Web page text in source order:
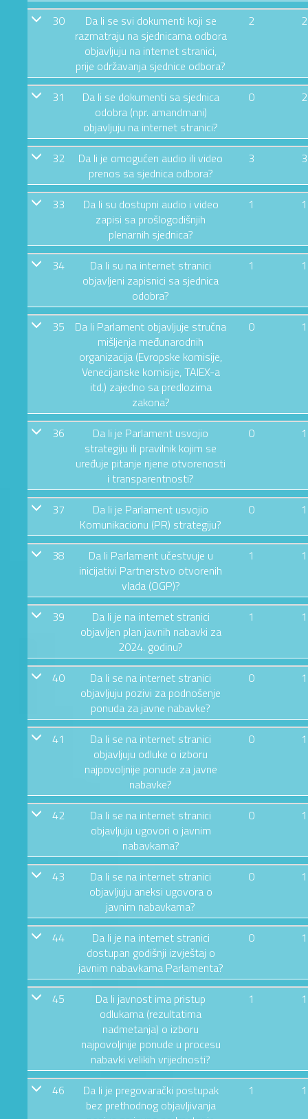
30
Da li se svi dokumenti koji se
razmatraju na sjednicama odbora
objavljuju na internet stranici,
prije održavanja sjednice odbora?
2 2
31
Da li se dokumenti sa sjednica
odobra (npr. amandmani)
objavljuju na internet stranici?
0 2
32
Da li je omogućen audio ili video
prenos sa sjednica odbora?
3 3
33
Da li su dostupni audio i video
zapisi sa prošlogodišnjih
plenarnih sjednica?
1 1
34
Da li su na internet stranici
objavljeni zapisnici sa sjednica
odobra?
1 1
35
Da li Parlament objavljuje stručna
mišljenja međunarodnih
organizacija (Evropske komisije,
Venecijanske komisije, TAIEX-a
itd.) zajedno sa predlozima
zakona?
0 1
36
Da li je Parlament usvojio
strategiju ili pravilnik kojim se
uređuje pitanje njene otvorenosti
i transparentnosti?
0 1
37
Da li je Parlament usvojio
Komunikacionu (PR) strategiju?
0 1
38
Da li Parlament učestvuje u
inicijativi Partnerstvo otvorenih
vlada (OGP)?
1 1
39
Da li je na internet stranici
objavljen plan javnih nabavki za
2024. godinu?
1 1
40
Da li se na internet stranici
objavljuju pozivi za podnošenje
ponuda za javne nabavke?
0 1
41
Da li se na internet stranici
objavljuju odluke o izboru
najpovoljnije ponude za javne
nabavke?
0 1
42
Da li se na internet stranici
objavljuju ugovori o javnim
nabavkama?
0 1
43
Da li se na internet stranici
objavljuju aneksi ugovora o
javnim nabavkama?
0 1
44
Da li je na internet stranici
dostupan godišnji izvještaj o
javnim nabavkama Parlamenta?
0 1
45
Da li javnost ima pristup
odlukama (rezultatima
nadmetanja) o izboru
najpovoljnije ponude u procesu
nabavki velikih vrijednosti?
1 1
46
Da li je pregovarački postupak
bez prethodnog objavljivanja
1 1